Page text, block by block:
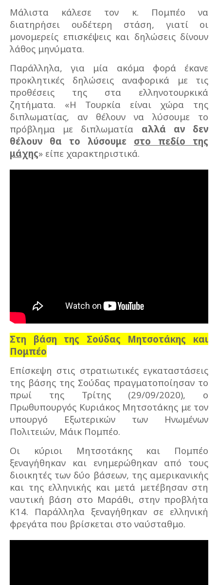
Μάλιστα κάλεσε τον κ. Πομπέο να
διατηρήσει ουδέτερη στάση, γιατί οι
μονομερείς επισκέψεις και δηλώσεις δίνουν
λάθος μηνύματα.
Παράλληλα, για μία ακόμα φορά έκανε
προκλητικές δηλώσεις αναφορικά με τις
προθέσεις της στα ελληνοτουρκικά
ζητήματα. «Η Τουρκία είναι χώρα της
διπλωματίας, αν θέλουν να λύσουμε το
πρόβλημα με διπλωματία αλλά αν δεν
θέλουν θα το λύσουμε στο πεδίο της
μάχης» είπε χαρακτηριστικά.
Στη βάση της Σούδας Μητσοτάκης και
Πομπέο
Επίσκεψη στις στρατιωτικές εγκαταστάσεις
της βάσης της Σούδας πραγματοποίησαν το
πρωί της Τρίτης (29/09/2020), ο
Πρωθυπουργός Κυριάκος Μητσοτάκης με τον
υπουργό Εξωτερικών των Ηνωμένων
Πολιτειών, Μάικ Πομπέο.
Οι κύριοι Μητσοτάκης και Πομπέο
ξεναγήθηκαν και ενημερώθηκαν από τους
διοικητές των δύο βάσεων, της αμερικανικής
και της ελληνικής και μετά μετέβησαν στη
ναυτική βάση στο Μαράθι, στην προβλήτα
Κ14. Παράλληλα ξεναγήθηκαν σε ελληνική
φρεγάτα που βρίσκεται στο ναύσταθμο.